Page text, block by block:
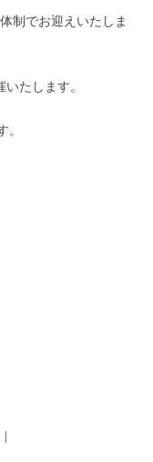
制でお迎えいたしま
たします。
|